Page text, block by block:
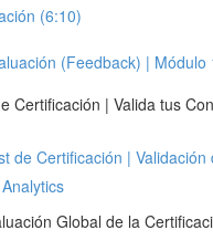
(6:10)
(Feedback) | Módulo
Certificación | Valida tus
de Certificación |
Global de la